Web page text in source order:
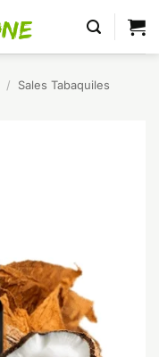
/ Sales Tabaquiles